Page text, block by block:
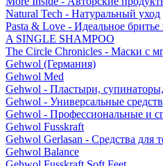
Natural Tech - Натуральный уход
Pasta & Love - Идеальное бритье
A SINGLE SHAMPOO
The Circle Chronicles - Маски с
Gehwol (Германия)
Gehwol Med
Gehwol - Пластыри, супинаторы,
Gehwol - Универсальные
Gehwol - Профессиональные и
Gehwol Fusskraft
Gehwol Gerlasan - Средства для
Gehwol Balance